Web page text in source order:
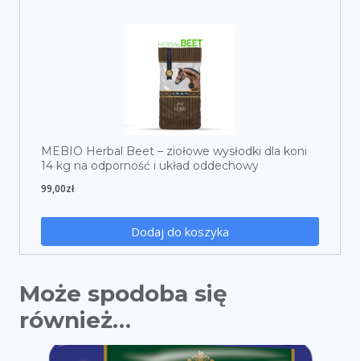
MEBIO Herbal Beet – ziołowe wysłodki dla koni
14 kg na odporność i układ oddechowy
99,00zł
Dodaj do koszyka
Może spodoba się
również…